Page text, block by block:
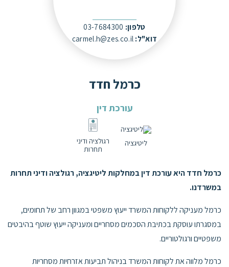
כרמל חדד
עורכת דין
ליטיגציה
רגולציה ודיני
תחרות
כרמל חדד היא עורכת דין במחלקות ליטיגציה, רגולציה ודיני תחרות
במשרדנו.
כרמל מעניקה ללקוחות המשרד ייעוץ משפטי במגוון רחב של תחומים,
במסגרתו עוסקת בכתיבת הסכמים מסחריים ומעניקה ייעוץ שוטף בהיבטים
משפטיים ורגולטוריים.
כרמל מלווה את לקוחות המשרד בניהול תביעות אזרחיות מסחריות
טלפון: 03-7684300
דוא"ל: carmel.h@zes.co.il